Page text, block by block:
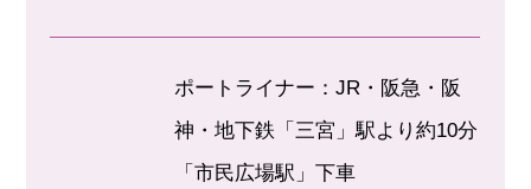
ポートライナー：JR・阪急・阪
神・地下鉄「三宮」駅より約10分
「市民広場駅」下車